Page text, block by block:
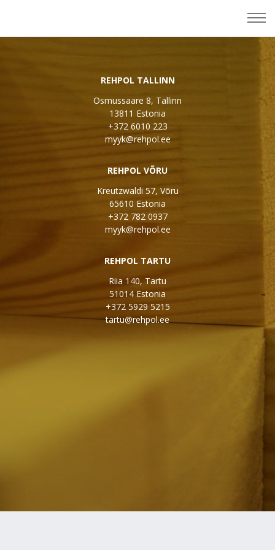
REHPOL TALLINN
Osmussaare 8, Tallinn
13811 Estonia
+372 6010 223
myyk@rehpol.ee
REHPOL VÕRU
Kreutzwaldi 57, Võru
65610 Estonia
+372 782 0937
myyk@rehpol.ee
REHPOL TARTU
Riia 140, Tartu
51014 Estonia
+372 5929 5215
tartu@rehpol.ee